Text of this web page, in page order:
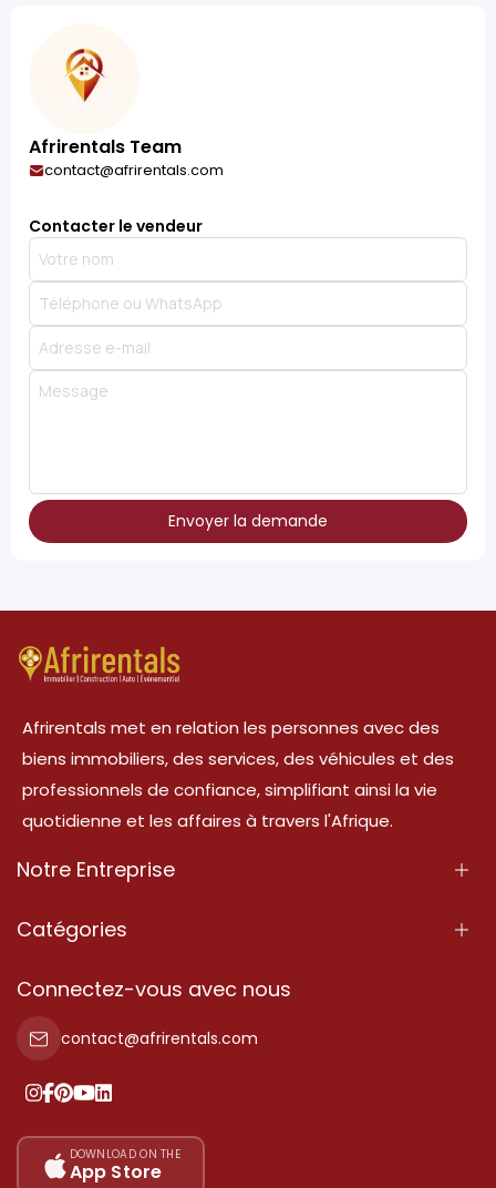
Afrirentals Team
contact@afrirentals.com
Contacter le vendeur
Envoyer la demande
Afrirentals met en relation les personnes avec des
biens immobiliers, des services, des véhicules et des
professionnels de confiance, simplifiant ainsi la vie
quotidienne et les affaires à travers l'Afrique.
Notre Entreprise
À Propos
Conditions d'Utilisation
Politique de Confidentialité
Nos tarifs
Plan du site
Catégories
Propriété
Propriété à vendre
Propriété à louer
Ajoutez votre témoignage
Connectez-vous avec nous
contact@afrirentals.com
DOWNLOAD ON THE
App Store